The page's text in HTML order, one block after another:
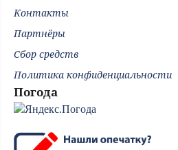
Контакты
Партнёры
Сбор средств
Политика конфиденциальности
Погода